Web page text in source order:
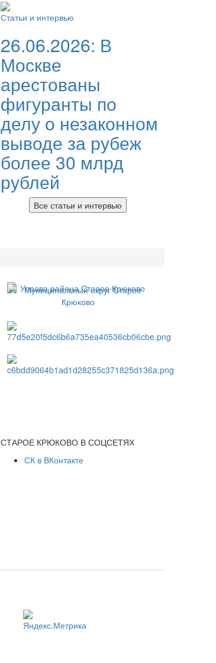
Статьи и интервью
26.06.2026: В
Москве
арестованы
фигуранты по
делу о незаконном
выводе за рубеж
более 30 млрд
рублей
Все статьи и интервью
СТАРОЕ КРЮКОВО В СОЦСЕТЯХ
СК в ВКонтакте